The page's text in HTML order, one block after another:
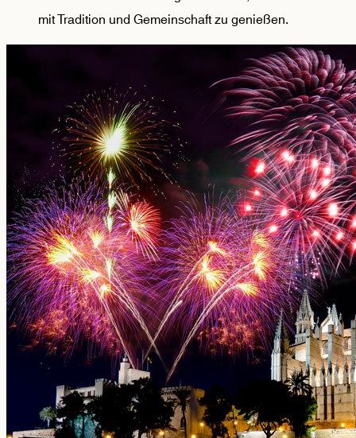
mit Tradition und Gemeinschaft zu genießen.